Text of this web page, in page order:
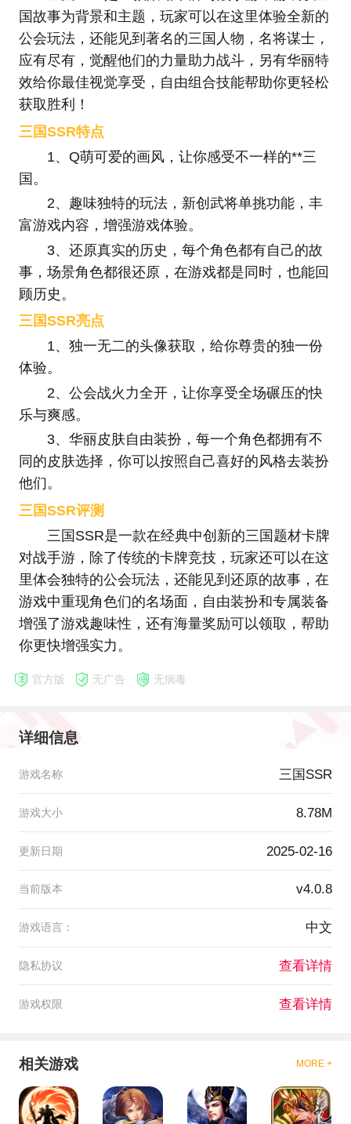
国故事为背景和主题，玩家可以在这里体验全新的
公会玩法，还能见到著名的三国人物，名将谋士，
应有尽有，觉醒他们的力量助力战斗，另有华丽特
效给你最佳视觉享受，自由组合技能帮助你更轻松
获取胜利！
三国SSR特点
1、Q萌可爱的画风，让你感受不一样的**三
国。
2、趣味独特的玩法，新创武将单挑功能，丰
富游戏内容，增强游戏体验。
3、还原真实的历史，每个角色都有自己的故
事，场景角色都很还原，在游戏都是同时，也能回
顾历史。
三国SSR亮点
1、独一无二的头像获取，给你尊贵的独一份
体验。
2、公会战火力全开，让你享受全场碾压的快
乐与爽感。
3、华丽皮肤自由装扮，每一个角色都拥有不
同的皮肤选择，你可以按照自己喜好的风格去装扮
他们。
三国SSR评测
三国SSR是一款在经典中创新的三国题材卡牌
对战手游，除了传统的卡牌竞技，玩家还可以在这
里体会独特的公会玩法，还能见到还原的故事，在
游戏中重现角色们的名场面，自由装扮和专属装备
增强了游戏趣味性，还有海量奖励可以领取，帮助
你更快增强实力。
官方版 无广告 无病毒
详细信息
游戏名称 三国SSR
游戏大小 8.78M
更新日期 2025-02-16
当前版本 v4.0.8
游戏语言： 中文
隐私协议 查看详情
游戏权限 查看详情
相关游戏 MORE +